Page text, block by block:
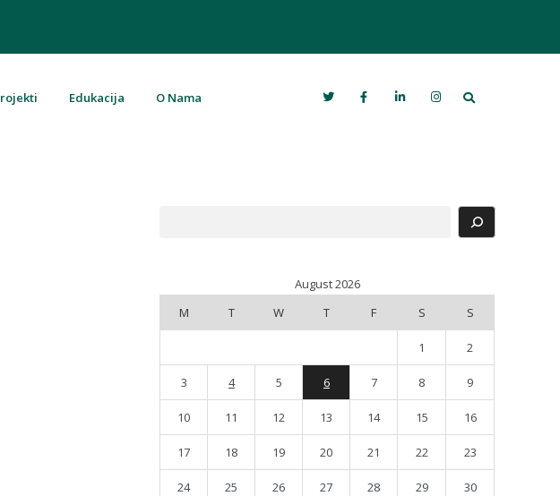
Edukacija O Nama Search
August 2026
M
T W T F S S
1 2
3 4 5 6 7 8 9
10 11 12 13 14 15 16
17 18 19 20 21 22 23
24 25 26 27 28 29 30